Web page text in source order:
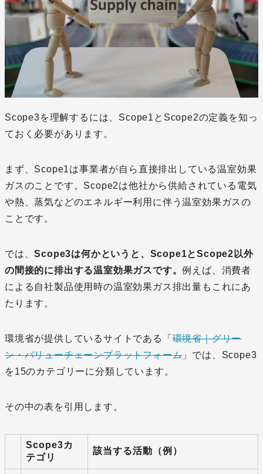
Scope3を理解するには、Scope1とScope2の定義を知っ
ておく必要があります。
まず、Scope1は事業者が自ら直接排出している温室効果
ガスのことです。Scope2は他社から供給されている電気
や熱、蒸気などのエネルギー利用に伴う温室効果ガスの
ことです。
では、Scope3は何かというと、Scope1とScope2以外
の間接的に排出する温室効果ガスです。例えば、消費者
による自社製品使用時の温室効果ガス排出量もこれにあ
たります。
環境省が提供しているサイトである「環境省｜グリー
ン・バリューチェーンプラットフォーム」では、Scope3
を15のカテゴリーに分類しています。
その中の表を引用します。
Scope3カ
テゴリ
該当する活動（例）